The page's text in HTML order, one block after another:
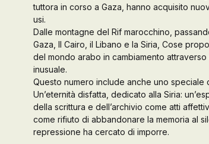
tuttora in corso a Gaza, hanno acquisito
usi.
Dalle montagne del Rif marocchino,
Gaza, Il Cairo, il Libano e la Siria, Cose
del mondo arabo in cambiamento attraverso
inusuale.
Questo numero include anche uno speciale
Un’eternità disfatta, dedicato alla Siria:
della scrittura e dell’archivio come atti
come rifiuto di abbandonare la memoria al
repressione ha cercato di imporre.